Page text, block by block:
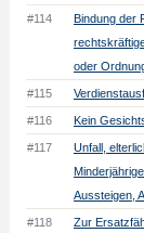
#114
Bindung der
oder
#115
#116 Kein
#117
Unfall,
Aussteigen,
#118
Zur